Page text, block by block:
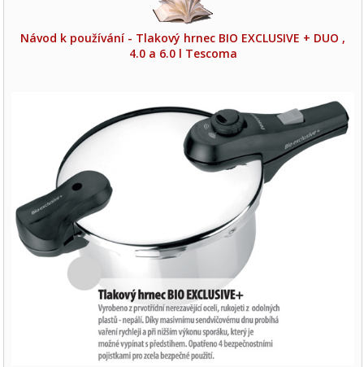
Návod k používání - Tlakový hrnec BIO EXCLUSIVE + DUO ,
4.0 a 6.0 l Tescoma